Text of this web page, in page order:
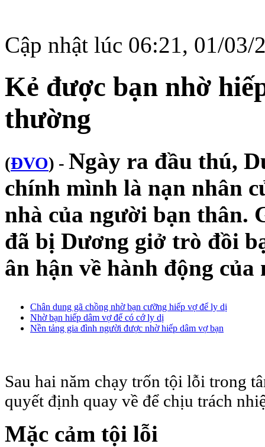
Cập nhật lúc 06:21, 01/03/
Kẻ được bạn nhờ
thường
(ĐVO) - Ngày ra đầu thú,
chính mình là nạn nhân
nhà của người bạn thân.
đã bị Dương giở trò đồi
ân hận về hành động của
Chân dung gã chồng nhờ bạn cưỡng hiếp vợ để ly dị
Nhờ bạn hiếp dâm vợ để có cớ ly dị
Nền tảng gia đình người được nhờ hiếp dâm vợ bạn
Sau hai năm chạy trốn tội lỗi trong
quyết định quay về để chịu trách
Mặc cảm tội lỗi